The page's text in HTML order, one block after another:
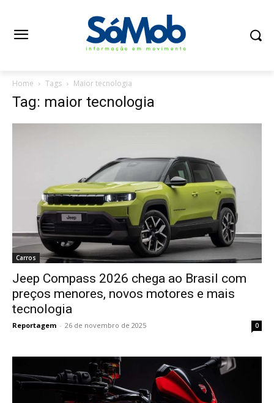
Home Tags Maior tecnologia
Tag: maior tecnologia
Carros
Jeep Compass 2026 chega ao Brasil com
preços menores, novos motores e mais
tecnologia
Reportagem - 26 de novembro de 2025 0